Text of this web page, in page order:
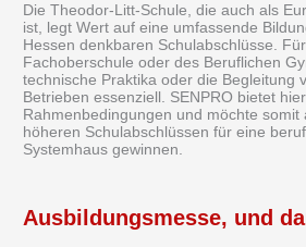
Die Theodor-Litt-Schule, die auch als
ist, legt Wert auf eine umfassende
Hessen denkbaren Schulabschlüsse.
Fachoberschule oder des Beruflichen
technische Praktika oder die Begleitung
Betrieben essenziell. SENPRO bietet
Rahmenbedingungen und möchte somit
höheren Schulabschlüssen für eine
Systemhaus gewinnen.
Ausbildungsmesse, und